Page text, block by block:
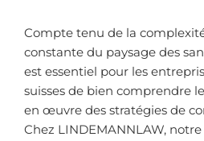
Compte tenu de la
constante du paysage des
est essentiel pour les
suisses de bien comprendre
en œuvre des stratégies de
Chez LINDEMANNLAW,